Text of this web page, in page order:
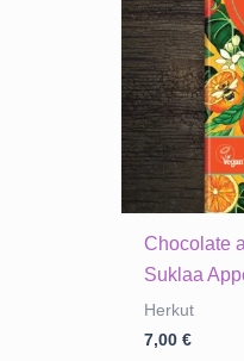
Chocolate
Suklaa
Herkut
7,00€